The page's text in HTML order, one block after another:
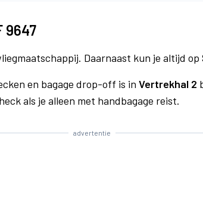
9647
Daarnaast kun je altijd
en bagage drop-off is in Vertrekhal 2
als je alleen met handbagage reist.
advertentie